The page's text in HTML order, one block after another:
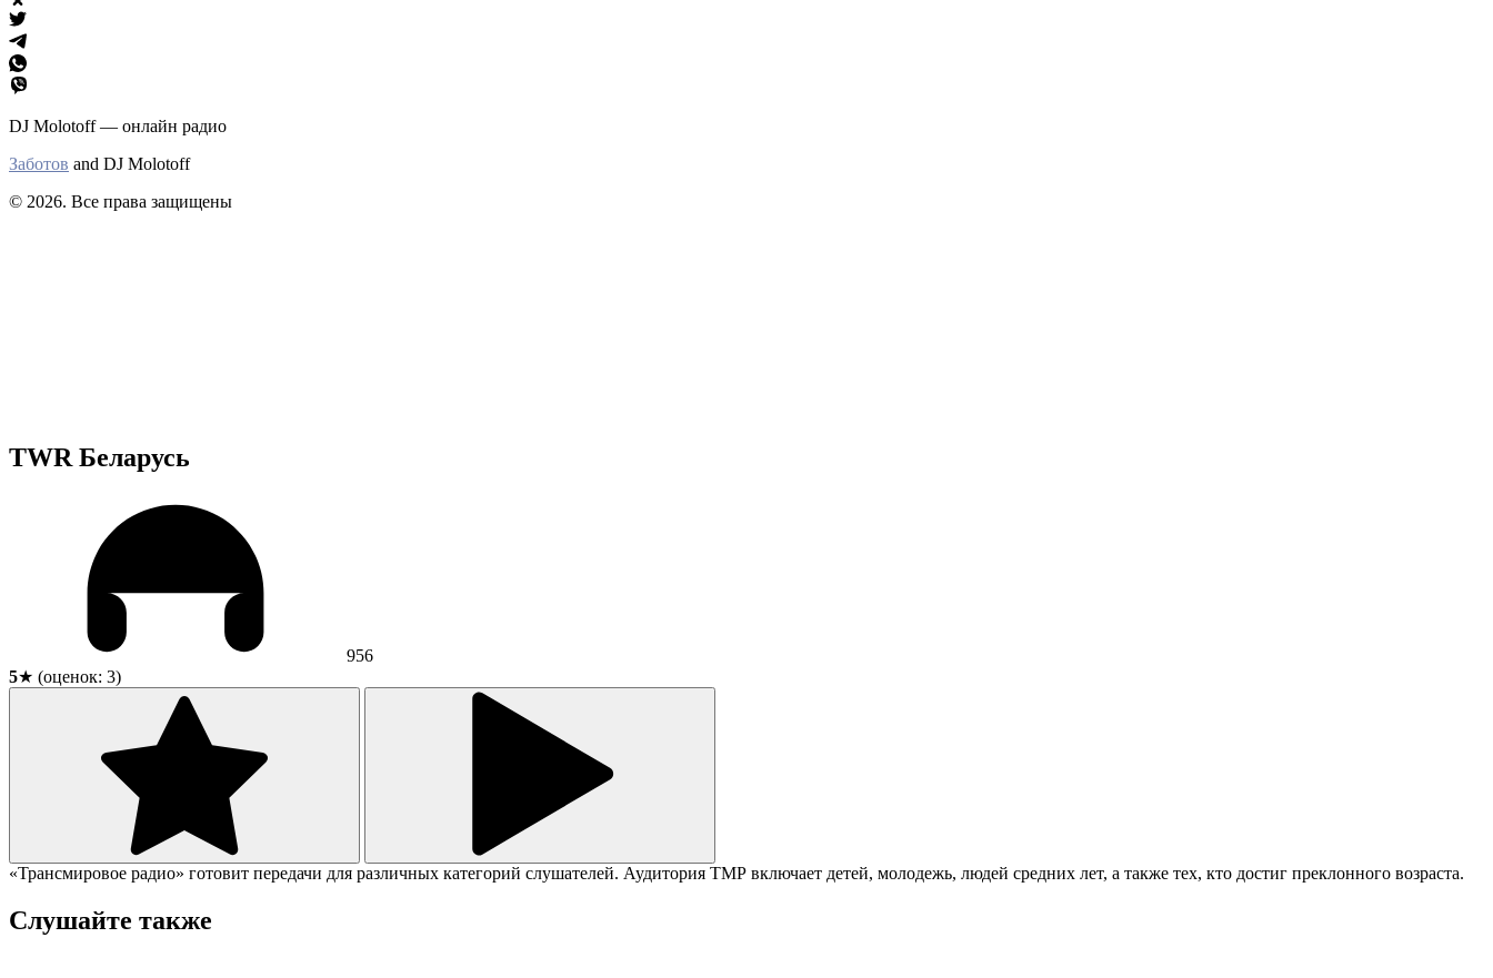
DJ Molotoff — онлайн радио
Заботов and DJ Molotoff
© 2026. Все права защищены
TWR Беларусь
956
5★ (оценок: 3)
«Трансмировое радио» готовит передачи для различных категорий слушателей. Аудитория ТМР включает детей, молодежь, людей средних лет, а также тех, кто достиг преклонного возраста.
Слушайте также